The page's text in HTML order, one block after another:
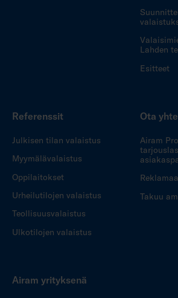
Lahden
Esitteet
Referenssit
Julkisen tilan valaistus
Myymälävalaistus
Oppilaitokset
Urheilutilojen valaistus
Teollisuusvalaistus
Ulkotilojen valaistus
Ota
Airam
Takuu
Airam yrityksenä